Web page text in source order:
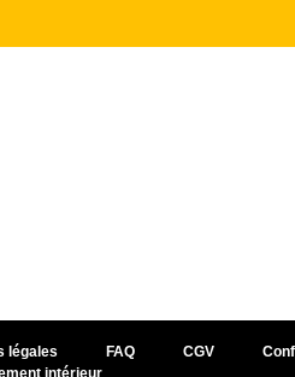
légales FAQ CGV
intérieur